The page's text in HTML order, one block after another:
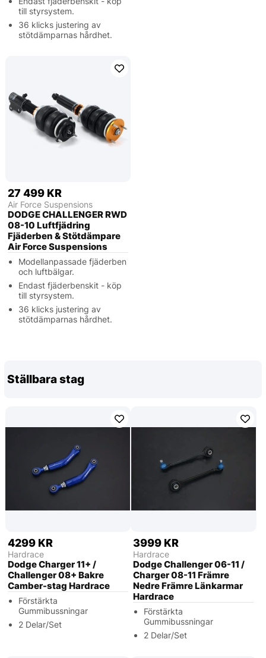
till styrsystem.
36 klicks justering av
stötdämparnas hårdhet.
27 499 KR
Air Force Suspensions
DODGE CHALLENGER RWD
08-10 Luftfjädring
Fjäderben & Stötdämpare
Air Force Suspensions
Modellanpassade fjäderben
och luftbälgar.
Endast fjäderbenskit - köp
till styrsystem.
36 klicks justering av
stötdämparnas hårdhet.
Ställbara stag
4299 KR
Hardrace
Dodge Charger 11+ /
Challenger 08+ Bakre
Camber-stag Hardrace
Förstärkta
Gummibussningar
2 Delar/Set
3999 KR
Hardrace
Dodge Challenger 06-11 /
Charger 08-11 Främre
Nedre Främre Länkarmar
Hardrace
Förstärkta
Gummibussningar
2 Delar/Set